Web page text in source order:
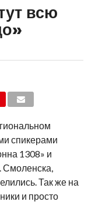
всю
спикерами
1308» и
Смоленска,
Так же на
и просто